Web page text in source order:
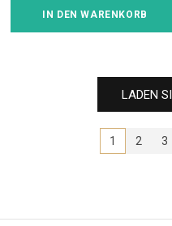
IN DEN WARENKORB
LADEN
1 2 3